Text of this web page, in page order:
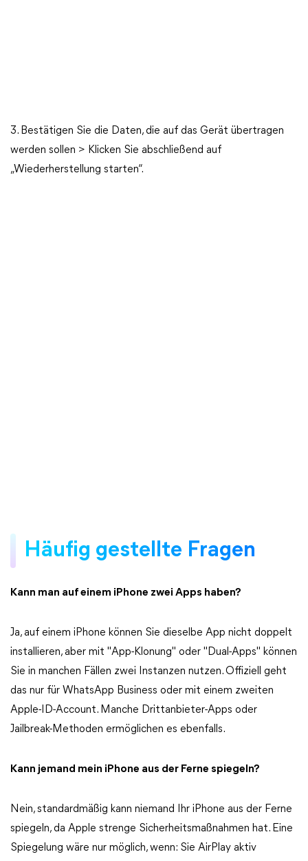
3. Bestätigen Sie die Daten, die auf das Gerät übertragen
werden sollen > Klicken Sie abschließend auf
„Wiederherstellung starten“.
Häufig gestellte Fragen
Kann man auf einem iPhone zwei Apps haben?
Ja, auf einem iPhone können Sie dieselbe App nicht doppelt
installieren, aber mit "App-Klonung" oder "Dual-Apps" können
Sie in manchen Fällen zwei Instanzen nutzen. Offiziell geht
das nur für WhatsApp Business oder mit einem zweiten
Apple-ID-Account. Manche Drittanbieter-Apps oder
Jailbreak-Methoden ermöglichen es ebenfalls.
Kann jemand mein iPhone aus der Ferne spiegeln?
Nein, standardmäßig kann niemand Ihr iPhone aus der Ferne
spiegeln, da Apple strenge Sicherheitsmaßnahmen hat. Eine
Spiegelung wäre nur möglich, wenn: Sie AirPlay aktiv